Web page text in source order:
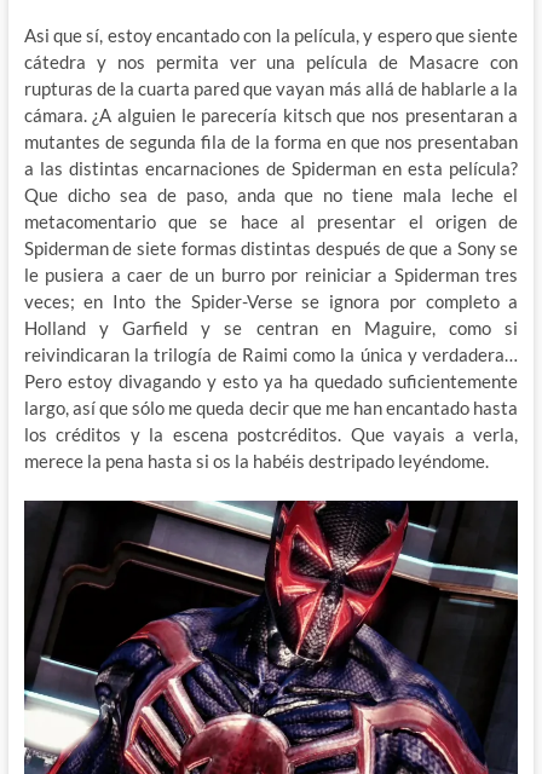
Asi que sí, estoy encantado con la película, y espero que siente
cátedra y nos permita ver una película de Masacre con
rupturas de la cuarta pared que vayan más allá de hablarle a la
cámara. ¿A alguien le parecería kitsch que nos presentaran a
mutantes de segunda fila de la forma en que nos presentaban
a las distintas encarnaciones de Spiderman en esta película?
Que dicho sea de paso, anda que no tiene mala leche el
metacomentario que se hace al presentar el origen de
Spiderman de siete formas distintas después de que a Sony se
le pusiera a caer de un burro por reiniciar a Spiderman tres
veces; en Into the Spider-Verse se ignora por completo a
Holland y Garfield y se centran en Maguire, como si
reivindicaran la trilogía de Raimi como la única y verdadera…
Pero estoy divagando y esto ya ha quedado suficientemente
largo, así que sólo me queda decir que me han encantado hasta
los créditos y la escena postcréditos. Que vayais a verla,
merece la pena hasta si os la habéis destripado leyéndome.